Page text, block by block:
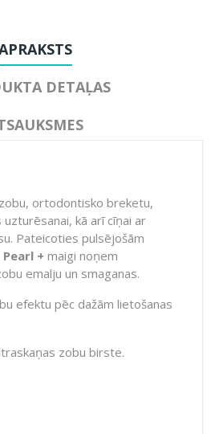
DETAĻAS
ortodontisko breketu,
kā arī cīņai ar
Pateicoties pulsējošām
+ maigi noņem
emalju un smaganas.
efektu pēc dažām lietošanas
zobu birste.